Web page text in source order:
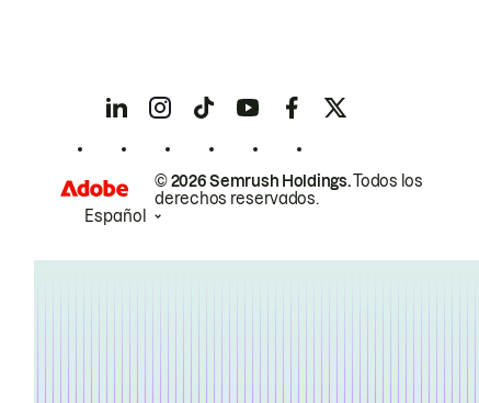
© 2026 Semrush Holdings.Todos los
derechos reservados.
Español